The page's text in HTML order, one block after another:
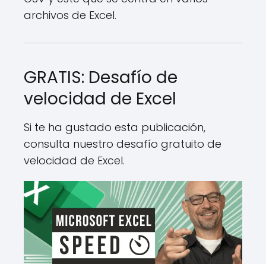
archivos de Excel.
GRATIS: Desafío de
velocidad de Excel
Si te ha gustado esta publicación,
consulta nuestro desafío gratuito de
velocidad de Excel.